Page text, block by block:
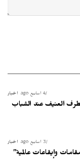
أخبار 4 أسابيع ago
العنيف عند الشباب
أخبار 3 أسابيع ago
وإيقاعات عالمية”